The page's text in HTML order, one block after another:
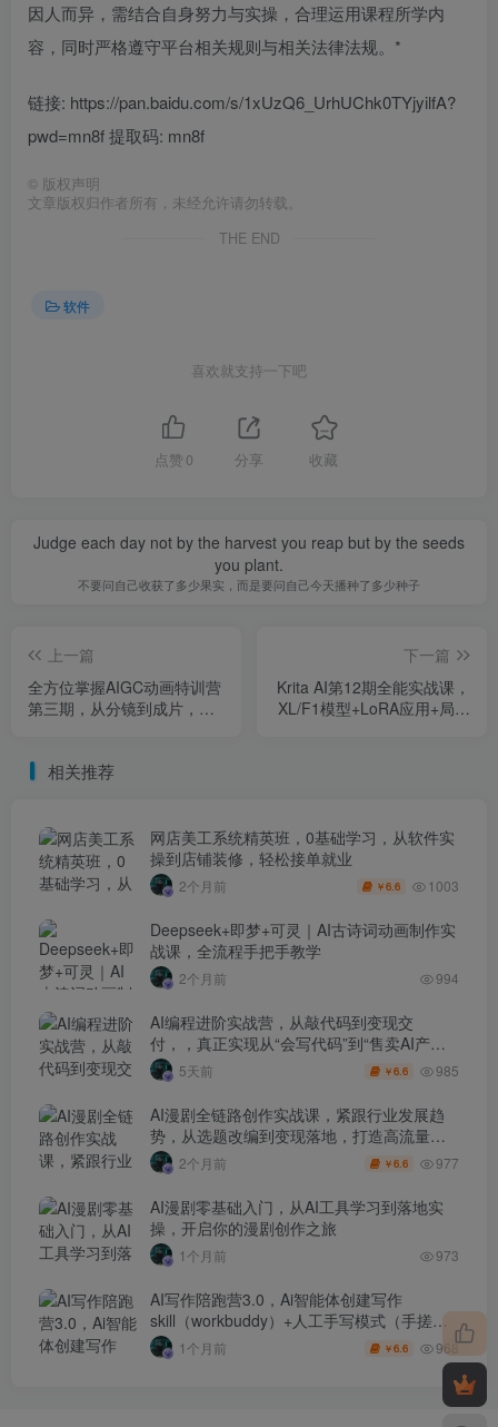
因人而异，需结合自身努力与实操，合理运用课程所学内
容，同时严格遵守平台相关规则与相关法律法规。*
链接: https://pan.baidu.com/s/1xUzQ6_UrhUChk0TYjyilfA?
pwd=mn8f 提取码: mn8f
© 版权声明
文章版权归作者所有，未经允许请勿转载。
THE END
软件
喜欢就支持一下吧
点赞 0 分享 收藏
Judge each day not by the harvest you reap but by the seeds
you plant.
不要问自己收获了多少果实，而是要问自己今天播种了多少种子
上一篇
全方位掌握AIGC动画特训营
第三期，从分镜到成片，打
下一篇
Krita AI第12期全能实战课，
XL/F1模型+LoRA应用+局部
相关推荐
网店美工系统精英班，0基础学习，从软件实
操到店铺装修，轻松接单就业
2个月前 ￥6.6 1003
Deepseek+即梦+可灵｜AI古诗词动画制作实
战课，全流程手把手教学
2个月前 994
AI编程进阶实战营，从敲代码到变现交
付，，真正实现从“会写代码”到“售卖AI产品
盈利”的跨越
5天前 ￥6.6 985
AI漫剧全链路创作实战课，紧跟行业发展趋
势，从选题改编到变现落地，打造高流量优
质作品2个月前 ￥6.6 977
AI漫剧零基础入门，从AI工具学习到落地实
操，开启你的漫剧创作之旅
1个月前 973
AI写作陪跑营3.0，Ai智能体创建写作
skill（workbuddy）+人工手写模式（手搓模
式），去除AI痕迹（头条号、公众号、百家
号）
1个月前 ￥6.6 968